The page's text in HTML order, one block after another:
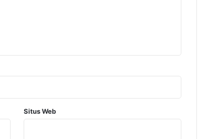
Situs Web